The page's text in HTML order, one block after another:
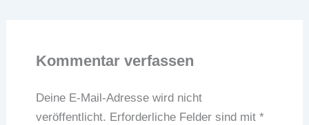
Kommentar verfassen
Deine E-Mail-Adresse wird nicht
veröffentlicht. Erforderliche Felder sind mit *